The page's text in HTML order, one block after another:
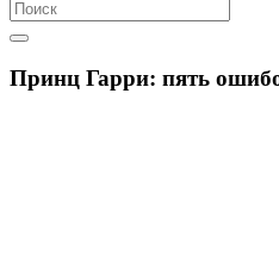
Принц Гарри: пять